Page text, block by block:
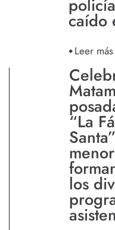
caído
Leer más
“La
los